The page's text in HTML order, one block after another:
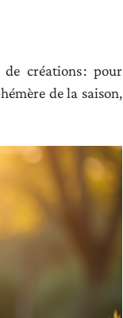
créations : pour
de la saison,